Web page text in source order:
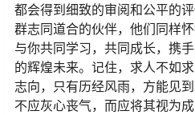
都会得到细致的审阅和公平的
群志同道合的伙伴，他们同样
与你共同学习，共同成长，携
的辉煌未来。记住，求人不如
志向，只有历经风雨，方能见
不应灰心丧气，而应将其视为